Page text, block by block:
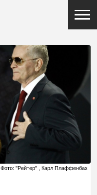
Фото: "Рейтер" , Карл Плаффенбах